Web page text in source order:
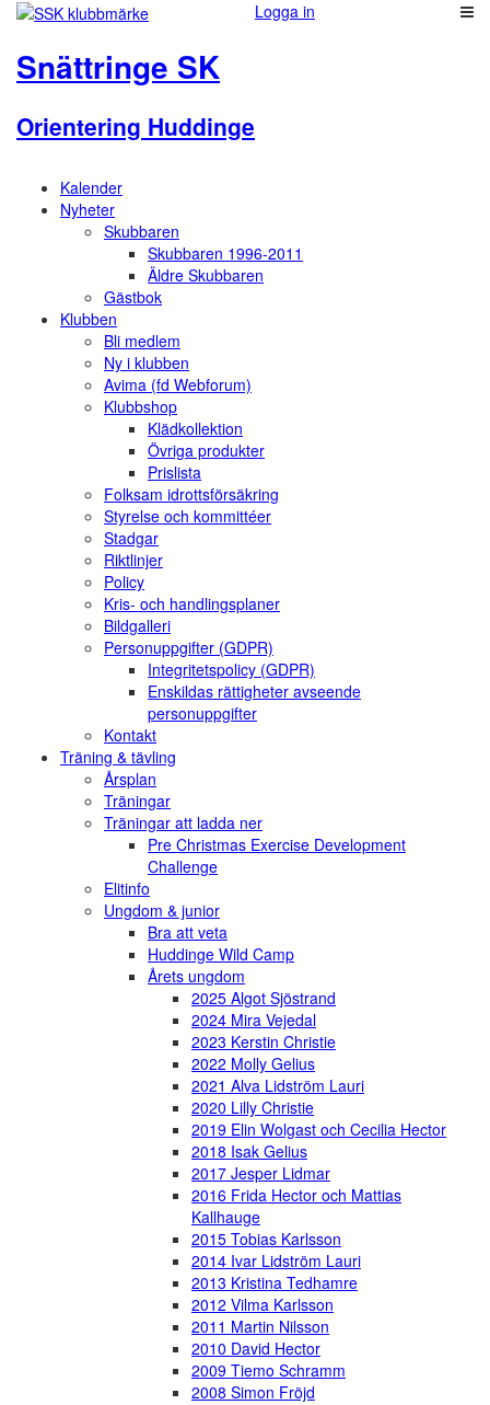
Logga in
Snättringe SK
Orientering Huddinge
Kalender
Nyheter
Skubbaren
Skubbaren 1996-2011
Äldre Skubbaren
Gästbok
Klubben
Bli medlem
Ny i klubben
Avima (fd Webforum)
Klubbshop
Klädkollektion
Övriga produkter
Prislista
Folksam idrottsförsäkring
Styrelse och kommittéer
Stadgar
Riktlinjer
Policy
Kris- och handlingsplaner
Bildgalleri
Personuppgifter (GDPR)
Integritetspolicy (GDPR)
Enskildas rättigheter avseende
personuppgifter
Kontakt
Träning & tävling
Årsplan
Träningar
Träningar att ladda ner
Pre Christmas Exercise Development
Challenge
Elitinfo
Ungdom & junior
Bra att veta
Huddinge Wild Camp
Årets ungdom
2025 Algot Sjöstrand
2024 Mira Vejedal
2023 Kerstin Christie
2022 Molly Gelius
2021 Alva Lidström Lauri
2020 Lilly Christie
2019 Elin Wolgast och Cecilia Hector
2018 Isak Gelius
2017 Jesper Lidmar
2016 Frida Hector och Mattias
Kallhauge
2015 Tobias Karlsson
2014 Ivar Lidström Lauri
2013 Kristina Tedhamre
2012 Vilma Karlsson
2011 Martin Nilsson
2010 David Hector
2009 Tiemo Schramm
2008 Simon Fröjd